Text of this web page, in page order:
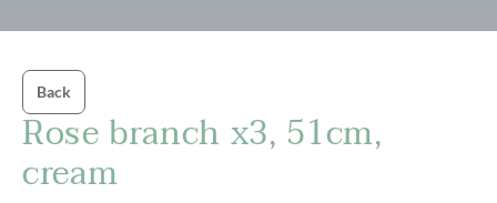
Back
Rose branch x3, 51cm,
cream